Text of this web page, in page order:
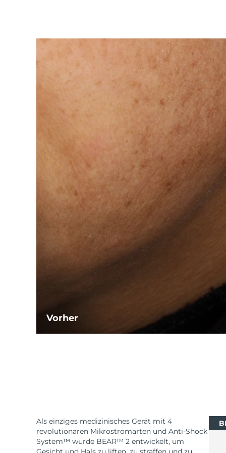
Vorher
Als einziges medizinisches Gerät mit 4
revolutionären Mikrostromarten und Anti-Shock
System™ wurde BEAR™ 2 entwickelt, um